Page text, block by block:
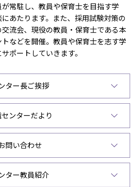
常駐し、教員や保育士を目指す学
あたります。また、採用試験対策の
流会、現役の教員・保育士である本
などを開催。教員や保育士を志す学
ポートしていきます。
ター長ご挨拶
ンターだより
問い合わせ
ター教員紹介